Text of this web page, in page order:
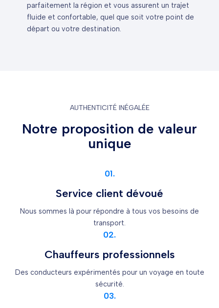
parfaitement la région et vous assurent un trajet
fluide et confortable, quel que soit votre point de
départ ou votre destination.
AUTHENTICITÉ INÉGALÉE
Notre proposition de valeur
unique
01.
Service client dévoué
Nous sommes là pour répondre à tous vos besoins de
transport.
02.
Chauffeurs professionnels
Des conducteurs expérimentés pour un voyage en toute
sécurité.
03.